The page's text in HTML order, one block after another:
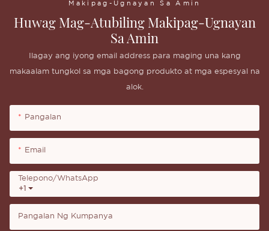
Makipag-Ugnayan Sa Amin
Huwag Mag-Atubiling Makipag-Ugnayan
Sa Amin
Ilagay ang iyong email address para maging una kang
makaalam tungkol sa mga bagong produkto at mga espesyal na
alok.
Pangalan
Email
+1
Telepono/whatsApp
Pangalan Ng Kumpanya